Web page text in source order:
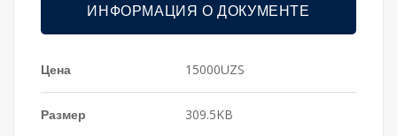
ИНФОРМАЦИЯ О ДОКУМЕНТЕ
Цена 15000UZS
Размер 309.5KB